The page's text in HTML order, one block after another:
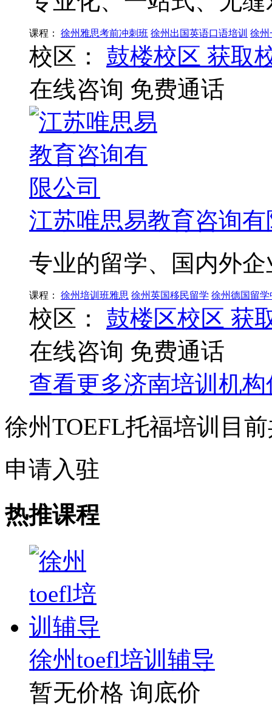
课程： 徐州雅思考前冲刺班 徐州出国英语口语培训 徐州
校区： 鼓楼校区 获取
在线咨询 免费通话
江苏唯思易教育咨询
专业的留学、国内外
课程： 徐州培训班雅思 徐州英国移民留学 徐州德国留学
校区： 鼓楼区校区 获
在线咨询 免费通话
查看更多济南培训机构
徐州TOEFL托福培训目
申请入驻
热推课程
徐州toefl培训辅导
暂无价格 询底价